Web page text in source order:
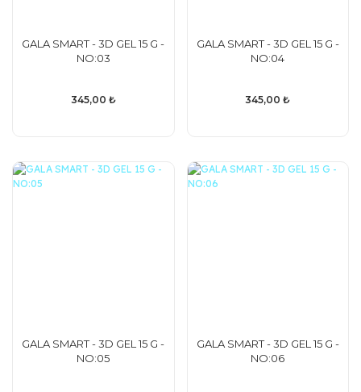
GALA SMART - 3D GEL 15 G -
NO:03
345,00 ₺
GALA SMART - 3D GEL 15 G -
NO:04
345,00 ₺
GALA SMART - 3D GEL 15 G -
NO:05
GALA SMART - 3D GEL 15 G -
NO:06